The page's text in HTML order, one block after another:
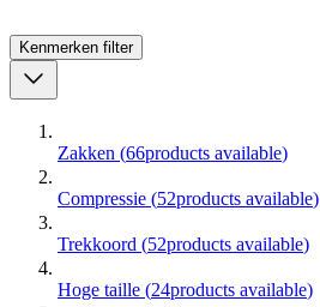
Kenmerken filter
Zakken (66products available)
Compressie (52products available)
Trekkoord (52products available)
Hoge taille (24products available)